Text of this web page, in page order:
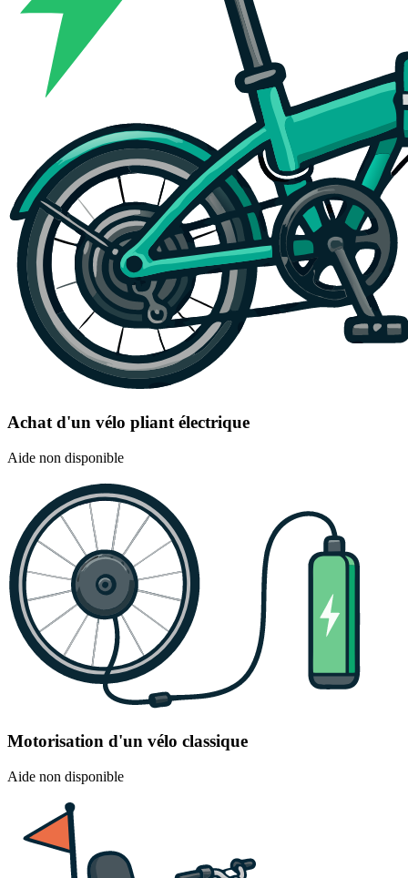
Achat d'un vélo pliant électrique
Aide non disponible
Motorisation d'un vélo classique
Aide non disponible